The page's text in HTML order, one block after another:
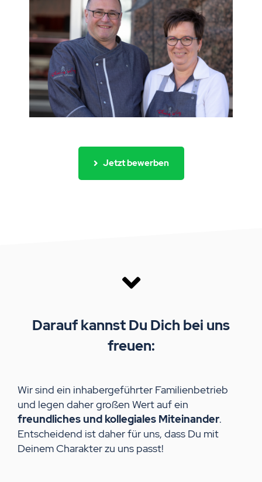
Jetzt bewerben
Darauf kannst Du Dich bei uns
freuen:
Wir sind ein inhabergeführter Familienbetrieb
und legen daher großen Wert auf ein
freundliches und kollegiales Miteinander.
Entscheidend ist daher für uns, dass Du mit
Deinem Charakter zu uns passt!